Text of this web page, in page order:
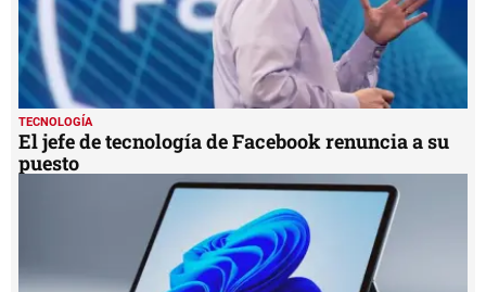
TECNOLOGÍA
El jefe de tecnología de Facebook renuncia a su
puesto